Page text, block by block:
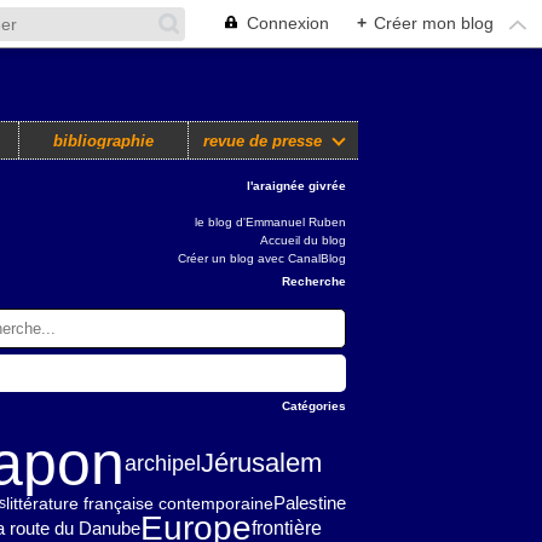
Connexion + Créer mon blog
bibliographie revue de presse
l'araignée givrée
le blog d'Emmanuel Ruben
Accueil du blog
Créer un blog avec CanalBlog
Recherche
Catégories
archipel Jérusalem
littérature française contemporainePalestine
route du DanubeEuropefrontière